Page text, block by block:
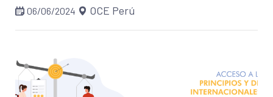
06/06/2024 OCE Perú